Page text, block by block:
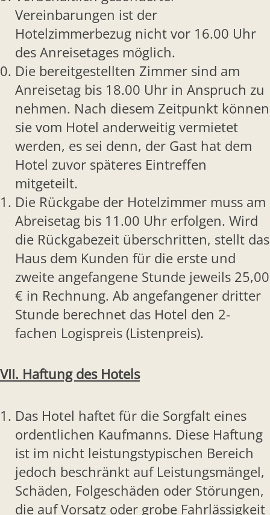
Vereinbarungen ist der
Hotelzimmerbezug nicht vor 16.00 Uhr
des Anreisetages möglich.
Die bereitgestellten Zimmer sind am
Anreisetag bis 18.00 Uhr in Anspruch zu
nehmen. Nach diesem Zeitpunkt können
sie vom Hotel anderweitig vermietet
werden, es sei denn, der Gast hat dem
Hotel zuvor späteres Eintreffen
mitgeteilt.
Die Rückgabe der Hotelzimmer muss am
Abreisetag bis 11.00 Uhr erfolgen. Wird
die Rückgabezeit überschritten, stellt das
Haus dem Kunden für die erste und
zweite angefangene Stunde jeweils 25,00
€ in Rechnung. Ab angefangener dritter
Stunde berechnet das Hotel den 2-
fachen Logispreis (Listenpreis).
VII. Haftung des Hotels
Das Hotel haftet für die Sorgfalt eines
ordentlichen Kaufmanns. Diese Haftung
ist im nicht leistungstypischen Bereich
jedoch beschränkt auf Leistungsmängel,
Schäden, Folgeschäden oder Störungen,
die auf Vorsatz oder grobe Fahrlässigkeit